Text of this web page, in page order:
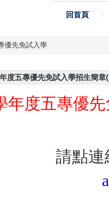
回首頁
優先免試入學
度五專優先免試入學招生簡
年度五專優
請點連